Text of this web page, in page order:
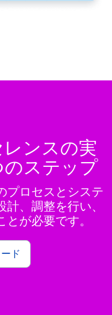
ンスの実
のステップ
プロセスとシステ
、調整を行い、
が必要です。
ド